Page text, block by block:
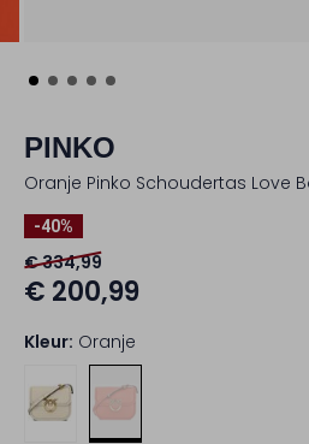
PINKO
Oranje Pinko Schoudertas Love
-40%
€ 334,99
€ 200,99
Kleur: Oranje